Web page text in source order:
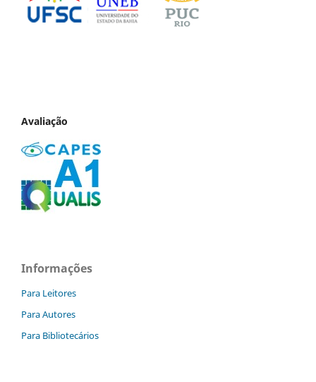
Avaliação
Informações
Para Leitores
Para Autores
Para Bibliotecários